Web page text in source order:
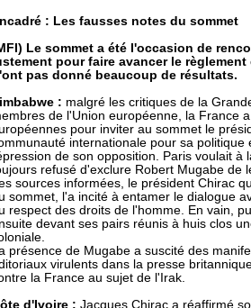
: Les fausses notes du sommet
Le sommet a été l'occasion de
pour faire avancer le
pas donné beaucoup de résultats.
: malgré les critiques de la
de l'Union européenne, la France
pour inviter au sommet le
internationale pour sa politique
de son opposition. Paris voulait à
refusé d'exclure Robert Mugabe de
sources informées, le président Chirac
sommet, l'a incité à entamer le dialogue
respect des droits de l'homme. En vain,
devant ses pairs réunis à huis clos
présence de Mugabe a suscité des
virulents dans la presse
la France au sujet de l'Irak.
d'Ivoire : Jacques Chirac a réaffirmé